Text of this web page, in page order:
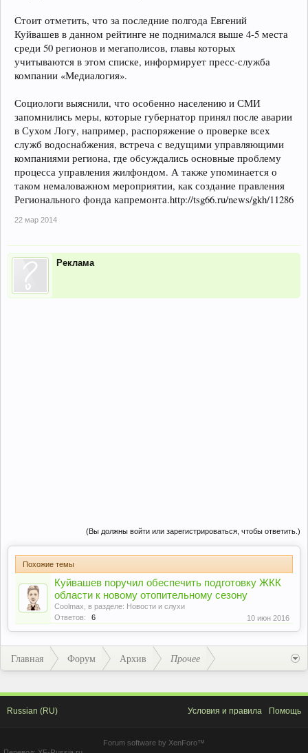
Стоит отметить, что за последние полгода Евгений
Куйвашев в данном рейтинге не поднимался выше 4-5 места
среди 50 регионов и мегаполисов, главы которых
учитываются в этом списке, информирует пресс-служба
компании «Медиалогия».
Социологи выяснили, что особенно населению и СМИ
запомнились меры, которые губернатор принял после аварии
в Сухом Логу, например, распоряжение о проверке всех
служб водоснабжения, встреча с ведущими управляющими
компаниями региона, где обсуждались основные проблему
процесса управления жилфондом. А также упоминается о
таком немаловажном мероприятии, как создание правления
Регионального фонда капремонта.http://tsg66.ru/news/gkh/11286
22 мар 2014
Реклама
(Вы должны войти или зарегистрироваться, чтобы ответить.)
Похожие темы
Куйвашев поручил обеспечить подготовку ЖКК
области к новому отопительному сезону
Coolmax , в разделе: Новости и слухи
Ответов:
6 10 июн 2016
Главная Форум Архив Прочее
Russian (RU) Условия и правила Помощь
Forum software by XenForo™